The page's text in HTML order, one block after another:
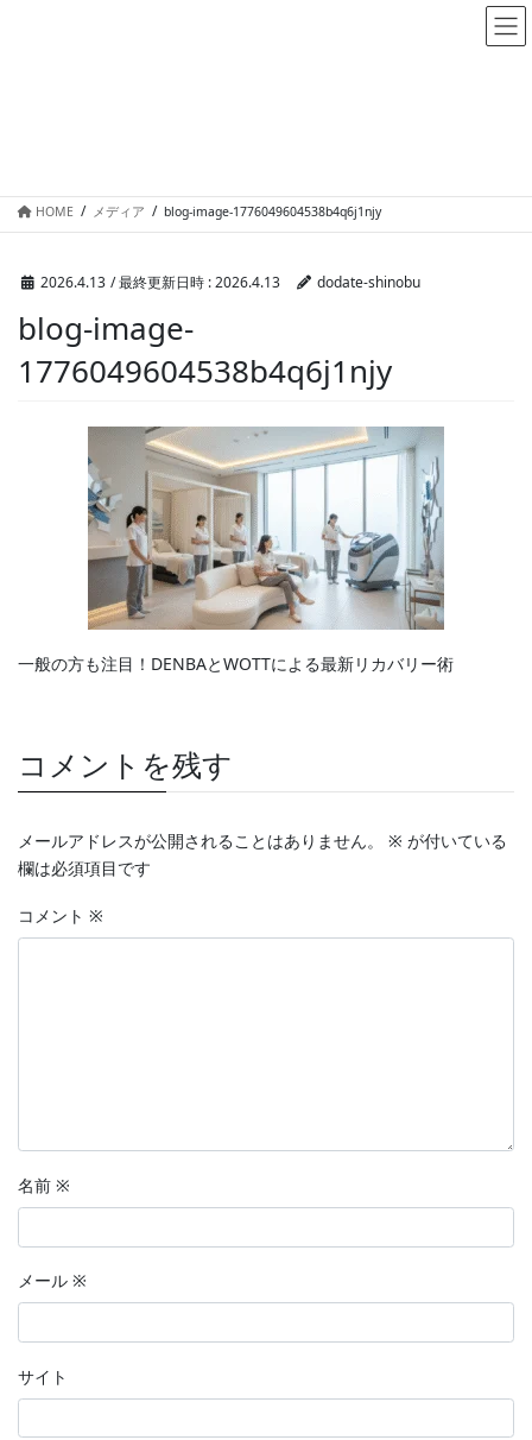
HOME メディア blog-image-1776049604538b4q6j1njy
2026.4.13 / 最終更新日時 :2026.4.13 dodate-shinobu
blog-image-
1776049604538b4q6j1njy
一般の方も注目！DENBAとWOTTによる最新リカバリー術
コメントを残す
メールアドレスが公開されることはありません。 ※ が付いている
欄は必須項目です
コメント ※
名前 ※
メール ※
サイト